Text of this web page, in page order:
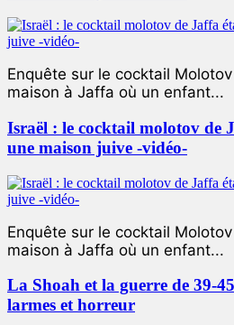
Enquête sur le cocktail
maison à Jaffa où un enfant...
Israël : le cocktail molotov de
une maison juive -vidéo-
Enquête sur le cocktail
maison à Jaffa où un enfant...
La Shoah et la guerre de 39-
larmes et horreur